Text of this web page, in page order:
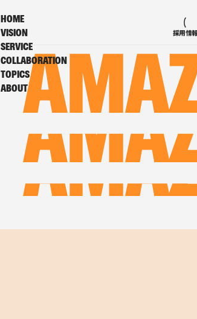
HOME
VISION
SERVICE
COLLABORATION
TOPICS
ABOUT
採用情報